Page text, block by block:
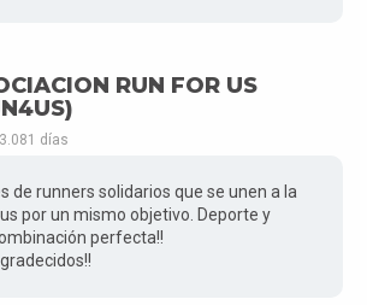
RUN FOR US
días
de runners solidarios que se unen a la
por un mismo objetivo. Deporte y
perfecta!!